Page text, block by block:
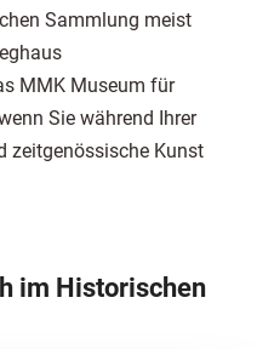
Sammlung meist
MMK Museum für
Sie während Ihrer
zeitgenössische Kunst
im Historischen